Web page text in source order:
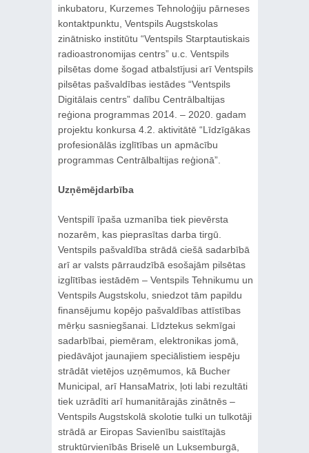
inkubatoru, Kurzemes Tehnoloģiju pārneses
kontaktpunktu, Ventspils Augstskolas
zinātnisko institūtu “Ventspils Starptautiskais
radioastronomijas centrs” u.c. Ventspils
pilsētas dome šogad atbalstījusi arī Ventspils
pilsētas pašvaldības iestādes “Ventspils
Digitālais centrs” dalību Centrālbaltijas
reģiona programmas 2014. – 2020. gadam
projektu konkursa 4.2. aktivitātē “Līdzīgākas
profesionālās izglītības un apmācību
programmas Centrālbaltijas reģionā”.
Uzņēmējdarbība
Ventspilī īpaša uzmanība tiek pievērsta
nozarēm, kas pieprasītas darba tirgū.
Ventspils pašvaldība strādā ciešā sadarbībā
arī ar valsts pārraudzībā esošajām pilsētas
izglītības iestādēm – Ventspils Tehnikumu un
Ventspils Augstskolu, sniedzot tām papildu
finansējumu kopējo pašvaldības attīstības
mērķu sasniegšanai. Līdztekus sekmīgai
sadarbībai, piemēram, elektronikas jomā,
piedāvājot jaunajiem speciālistiem iespēju
strādāt vietējos uzņēmumos, kā Bucher
Municipal, arī HansaMatrix, ļoti labi rezultāti
tiek uzrādīti arī humanitārajās zinātnēs –
Ventspils Augstskolā skolotie tulki un tulkotāji
strādā ar Eiropas Savienību saistītajās
struktūrvienībās Briselē un Luksemburgā,